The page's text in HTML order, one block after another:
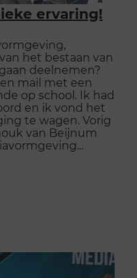
ervaring!
het bestaan van
deelnemen?
mail met een
op school. Ik had
en ik vond het
te wagen. Vorig
van Beijnum